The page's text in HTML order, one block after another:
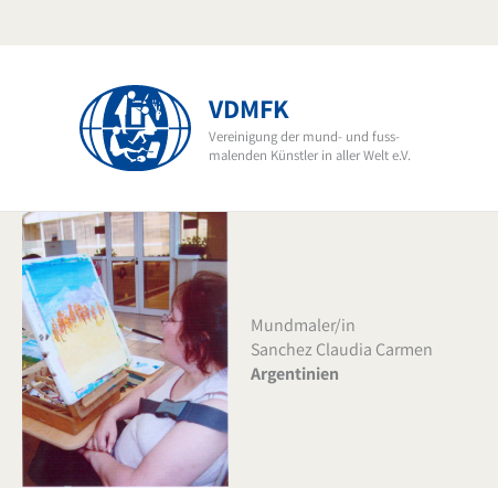
VDMFK
Vereinigung der mund- und fuss-
malenden Künstler in aller Welt e.V.
Mundmaler/in
Sanchez Claudia Carmen
Argentinien